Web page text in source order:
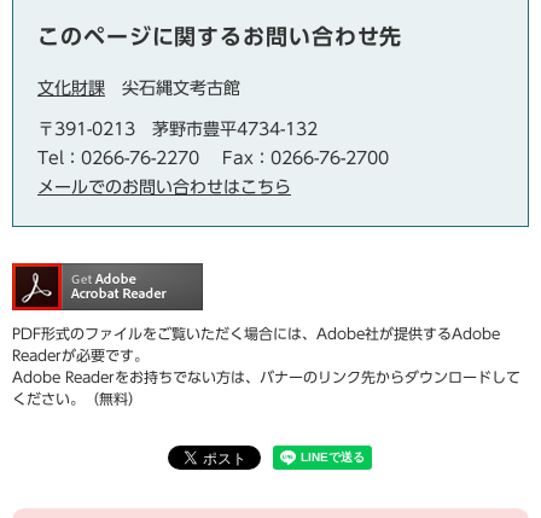
このページに関するお問い合わせ先
文化財課 尖石縄文考古館
〒391-0213 茅野市豊平4734-132
Tel：0266-76-2270
Fax：0266-76-2700
メールでのお問い合わせはこちら
PDF形式のファイルをご覧いただく場合には、Adobe社が提供するAdobe
Readerが必要です。
Adobe Readerをお持ちでない方は、バナーのリンク先からダウンロードして
ください。（無料）